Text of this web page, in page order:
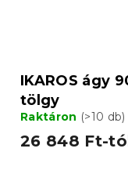
IKAROS ágy
tölgy
Raktáron (>10 db)
26 848 Ft-